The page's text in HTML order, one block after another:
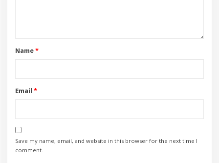
Name*
Email *
Save my name, email, and website in this browser for the next time I
comment.